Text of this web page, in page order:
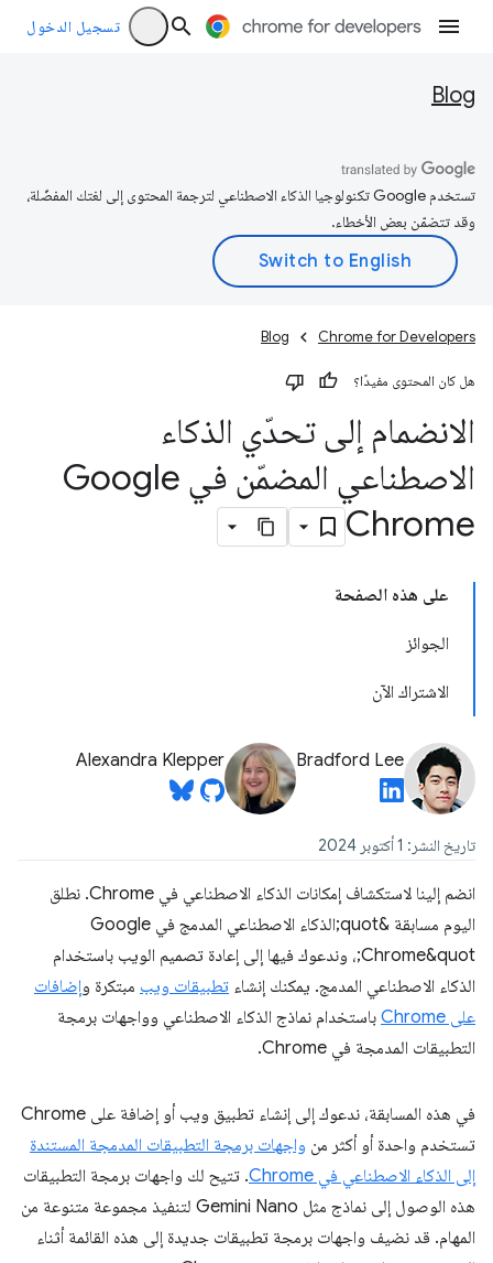
تسجيل الدخول
Blog
تستخدم Google تكنولوجيا الذكاء الاصطناعي لترجمة المحتوى إلى لغتك المفضّلة،
وقد تتضمّن بعض الأخطاء.
Chrome for Developers
Blog
هل كان المحتوى مفيدًا؟
الانضمام إلى تحدّي الذكاء
الاصطناعي المضمّن في Google
Chrome
على هذه الصفحة
الجوائز
الاشتراك الآن
Bradford Lee
Alexandra Klepper
تاريخ النشر: 1 أكتوبر 2024
انضم إلينا لاستكشاف إمكانات الذكاء الاصطناعي في Chrome. نطلق
اليوم مسابقة &quot;الذكاء الاصطناعي المدمج في Google
Chrome&quot;، وندعوك فيها إلى إعادة تصميم الويب باستخدام
الذكاء الاصطناعي المدمج. يمكنك إنشاء تطبيقات ويب مبتكرة وإضافات
على Chrome
باستخدام نماذج الذكاء الاصطناعي وواجهات برمجة
التطبيقات المدمجة في Chrome.
في هذه المسابقة، ندعوك إلى إنشاء تطبيق ويب أو إضافة على Chrome
تستخدم واحدة أو أكثر من واجهات برمجة التطبيقات المدمجة المستندة
إلى الذكاء الاصطناعي في Chrome
. تتيح لك واجهات برمجة التطبيقات
هذه الوصول إلى نماذج مثل Gemini Nano لتنفيذ مجموعة متنوعة من
المهام. قد نضيف واجهات برمجة تطبيقات جديدة إلى هذه القائمة أثناء